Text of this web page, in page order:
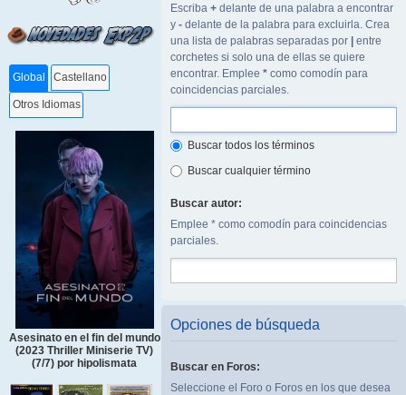
Global Castellano
Otros Idiomas
Asesinato en el fin del mundo
(2023 Thriller Miniserie TV)
(7/7) por hipolismata
Escriba + delante de una palabra a encontrar
y - delante de la palabra para excluirla. Crea
una lista de palabras separadas por
entre
corchetes si solo una de ellas se quiere
encontrar. Emplee * como comodín para
coincidencias parciales.
Buscar todos los términos
Buscar cualquier término
Buscar autor:
Emplee * como comodín para coincidencias
parciales.
Opciones de búsqueda
Buscar en Foros:
Seleccione el Foro o Foros en los que desea